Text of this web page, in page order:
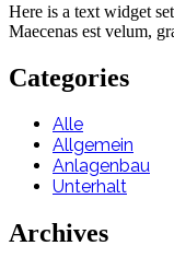
Here is a text widget
Maecenas est velum,
Categories
Alle
Allgemein
Anlagenbau
Unterhalt
Archives